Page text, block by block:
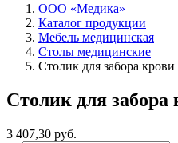
ООО «Медика»
Каталог продукции
Мебель медицинская
Столы медицинские
Столик для забора
Столик для
3 407,30 руб.